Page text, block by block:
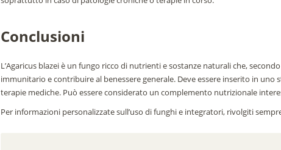
Conclusioni
L’Agaricus blazei è un fungo ricco di nutrienti e sostanze naturali che,
immunitario e contribuire al benessere generale. Deve essere inserito in
terapie mediche. Può essere considerato un complemento nutrizionale
Per informazioni personalizzate sull’uso di funghi e integratori, rivolgiti